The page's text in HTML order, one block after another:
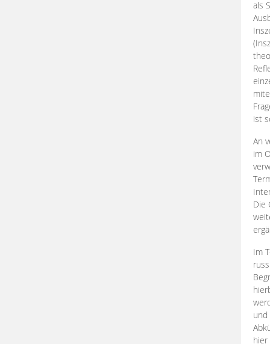
als
ist
An
im
Die
Im
und